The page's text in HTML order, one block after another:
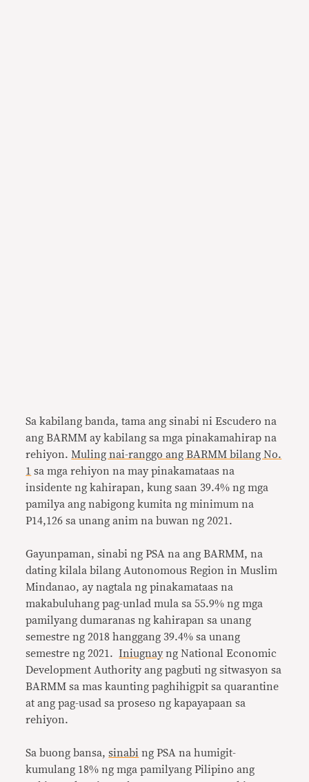
Sa kabilang banda, tama ang sinabi ni Escudero na
ang BARMM ay kabilang sa mga pinakamahirap na
rehiyon. Muling nai-ranggo ang BARMM bilang No.
1 sa mga rehiyon na may pinakamataas na
insidente ng kahirapan, kung saan 39.4% ng mga
pamilya ang nabigong kumita ng minimum na
P14,126 sa unang anim na buwan ng 2021.
Gayunpaman, sinabi ng PSA na ang BARMM, na
dating kilala bilang Autonomous Region in Muslim
Mindanao, ay nagtala ng pinakamataas na
makabuluhang pag-unlad mula sa 55.9% ng mga
pamilyang dumaranas ng kahirapan sa unang
semestre ng 2018 hanggang 39.4% sa unang
semestre ng 2021.Iniugnay ng National Economic
Development Authority ang pagbuti ng sitwasyon sa
BARMM sa mas kaunting paghihigpit sa quarantine
at ang pag-usad sa proseso ng kapayapaan sa
rehiyon.
Sa buong bansa,sinabi ng PSA na humigit-
kumulang 18% ng mga pamilyang Pilipino ang